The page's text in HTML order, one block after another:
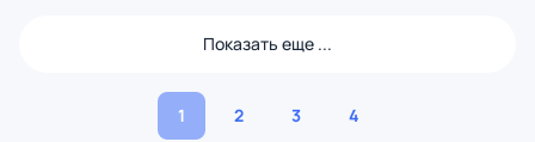
Показать еще ...
1 2 3 4